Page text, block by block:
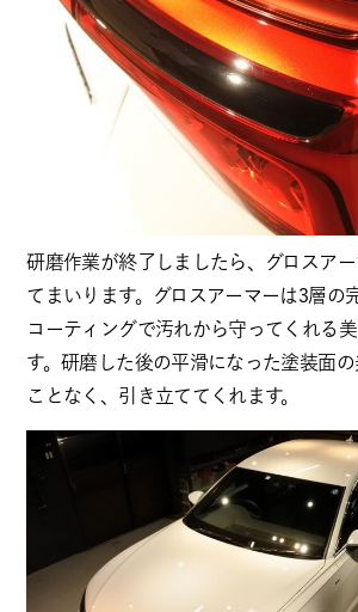
研磨作業が終了しましたら、グロスア
てまいります。グロスアーマーは3層の
コーティングで汚れから守ってくれる
す。研磨した後の平滑になった塗装面
ことなく、引き立ててくれます。